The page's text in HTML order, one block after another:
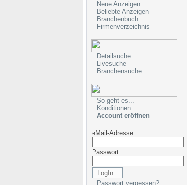
Neue Anzeigen
Beliebte Anzeigen
Branchenbuch
Firmenverzeichnis
Detailsuche
Livesuche
Branchensuche
So geht es...
Konditionen
Account eröffnen
eMail-Adresse:
Passwort:
Passwort vergessen?